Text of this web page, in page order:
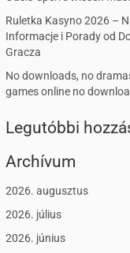
Ruletka Kasyno 2026 –
Informacje i Porady od
Gracza
No downloads, no
games online no
Legutóbbi
Archívum
2026. augusztus
2026. július
2026. június